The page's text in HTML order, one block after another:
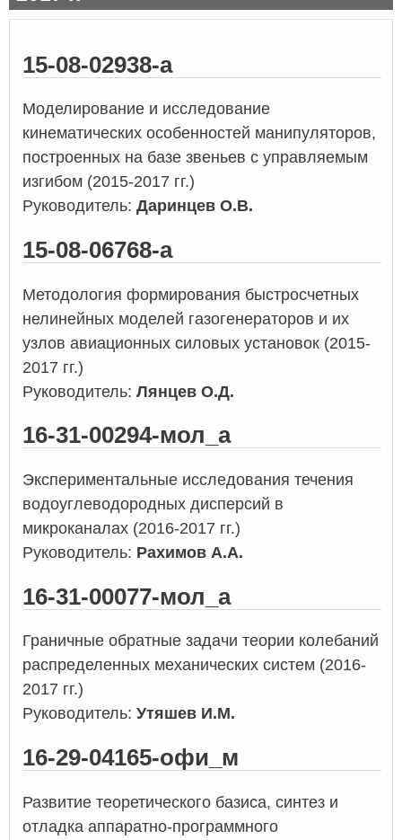
15-08-02938-а
Моделирование и исследование
кинематических особенностей манипуляторов,
построенных на базе звеньев с управляемым
изгибом (2015-2017 гг.)
Руководитель: Даринцев О.В.
15-08-06768-а
Методология формирования быстросчетных
нелинейных моделей газогенераторов и их
узлов авиационных силовых установок (2015-
2017 гг.)
Руководитель: Лянцев О.Д.
16-31-00294-мол_а
Экспериментальные исследования течения
водоуглеводородных дисперсий в
микроканалах (2016-2017 гг.)
Руководитель: Рахимов А.А.
16-31-00077-мол_а
Граничные обратные задачи теории колебаний
распределенных механических систем (2016-
2017 гг.)
Руководитель: Утяшев И.М.
16-29-04165-офи_м
Развитие теоретического базиса, синтез и
отладка аппаратно-программного